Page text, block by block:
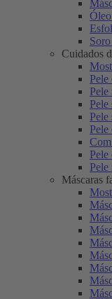
Cuidados
Pele
Pele
Pele
Pele
Pele
Pele
Máscaras